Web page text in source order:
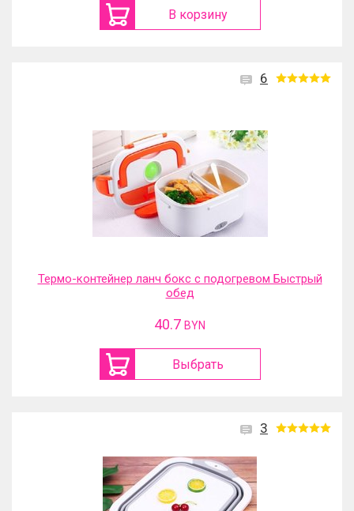
В корзину
6
Термо-контейнер ланч бокс с подогревом Быстрый
обед
40.7 BYN
Выбрать
3